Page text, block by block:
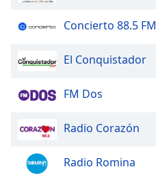
Concierto 88.5 FM
El Conquistador
FM Dos
Radio Corazón
Radio Romina